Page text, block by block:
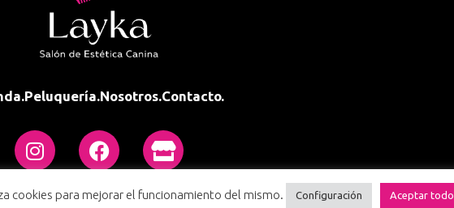
Peluquería.Nosotros.Contacto.
Condiciones de compra Política de privacidadPolítica de cookies
cookies para mejorar el funcionamiento del mismo. Configuración Aceptar todo